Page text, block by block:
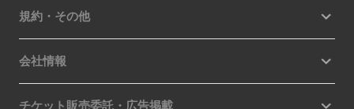
規約・その他
会社情報
チケット販売委託・広告掲載